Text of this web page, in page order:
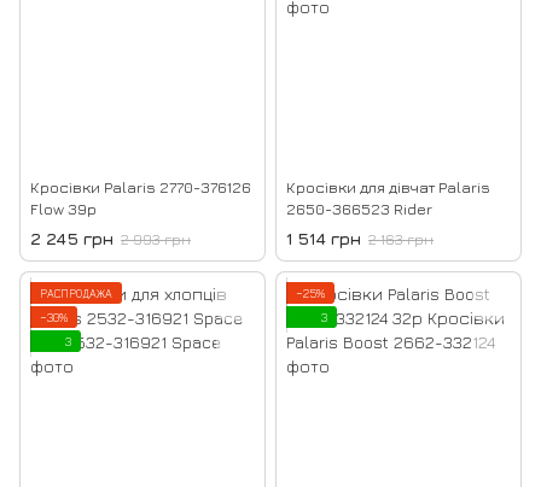
Кросівки Palaris 2770-376126
Flow 39р
2 245 грн 2 993 грн
Кросівки для дівчат Palaris
2650-366523 Rider
1 514 грн 2 163 грн
РАСПРОДАЖА
−30%
3
−25%
3